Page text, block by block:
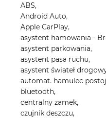
ABS,
Android Auto,
Apple CarPlay,
asystent hamowania -
asystent parkowania,
asystent pasa ruchu,
asystent świateł
automat. hamulec
bluetooth,
centralny zamek,
czujnik deszczu,